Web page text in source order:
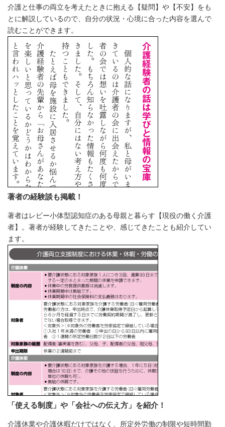
介護と仕事の両立を考えたときに抱える【疑問】や【不安】をも
とに解説しているので、自分の状況・心境に合った内容を選んで
読むことができます。
著者の経験談も掲載！
著者はレビー小体型認知症のある母親と暮らす【現役の働く介護
者】。著者が経験してきたことや、感じてきたことも紹介してい
ます。
「使える制度」や「会社への伝え方」を紹介！
介護休業や介護休暇だけではなく、所定外労働の制限や短時間勤